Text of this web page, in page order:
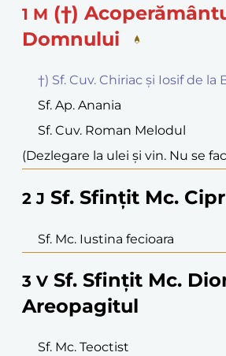
1 M (†)
Domnului
†) Sf. Cuv. Chiriac și Iosif de la
Sf. Ap. Anania
Sf. Cuv. Roman Melodul
(Dezlegare la ulei și vin. Nu se
2 J Sf. Sfințit Mc.
Sf. Mc. Iustina fecioara
3 V Sf. Sfințit Mc.
Areopagitul
Sf. Mc. Teoctist